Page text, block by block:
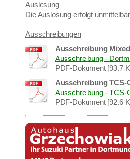
Auslosung
Die Auslosung erfolgt
Ausschreibungen
Ausschreibung
Ausschreibung -
PDF-Dokument [93.7
Ausschreibung TCS-
Ausschreibung - TCS-
PDF-Dokument [92.6